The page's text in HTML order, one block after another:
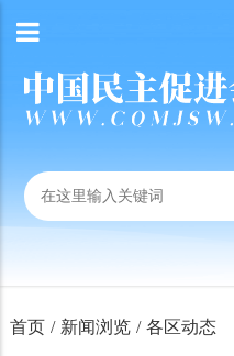
首页 / 新闻浏览 / 各区动态